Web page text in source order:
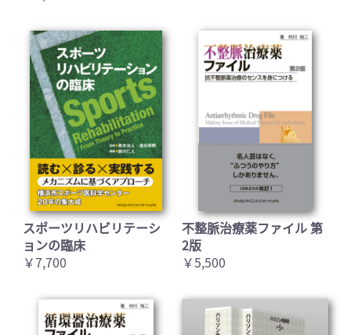
スポーツリハビリテーシ
ョンの臨床
￥7,700
不整脈治療薬ファイル 第
2版
￥5,500